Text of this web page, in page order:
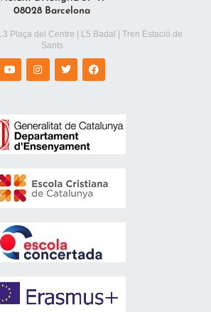
08028 Barcelona
Plaça del Centre | L5 Badal | Tren Estació de
Sants